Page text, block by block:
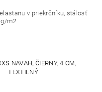
v priekrčníku, stálosť
g/m2.
NAVAH, ČIERNY, 4 CM,
TEXTILNÝ